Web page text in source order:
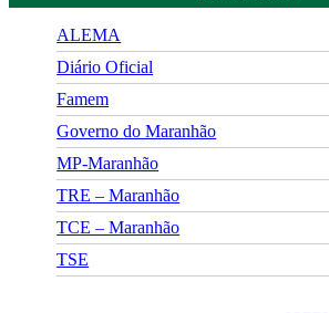
ALEMA
Diário Oficial
Famem
Governo do Maranhão
MP-Maranhão
TRE – Maranhão
TCE – Maranhão
TSE